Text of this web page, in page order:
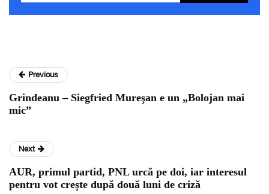
Previous
Grindeanu – Siegfried Mureşan e un „Bolojan mai
mic”
Next
AUR, primul partid, PNL urcă pe doi, iar interesul
pentru vot crește după două luni de criză